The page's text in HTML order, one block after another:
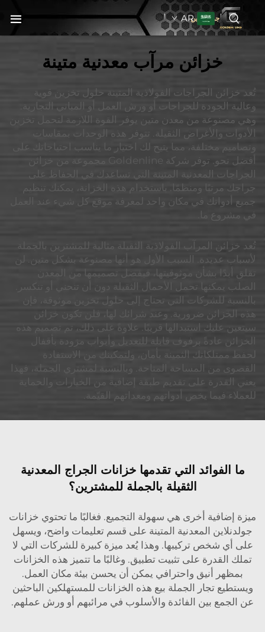
جولدنبلاينAR
خزائن مرآب معدنية متينة
تُعد خزائن الجراجات الفولاذية المتينة حلول تخزين قوية
وعالية الجودة للجراجات أو ورش العمل أو المباني التجارية.
وهي مصنوعة من معدن متين يوفر القوة اللازمة لتحمل تخزين
الأدوات والأغراض الثقيلة. تتوفر هذه الوحدات بمقاسات
وتصاميم مختلفة، مما يتيح لك اختيار ما يناسب احتياجاتك على
أفضل نحو. توفر شركة Goldenline مجموعة من خزائن
الجراجات المعدنية المتينة التي تساعدك في الحفاظ على
جراجك مرتبًا ومنظمًا. باستخدام هذه الخزانة، يمكنك تنظيم
جميع أدواتك في مكان واحد لمعرفة موقع كل شيء عند العمل
في مشروع ما.
تُعد خزائن المرآب الفولاذية الثقيلة مثالية للمشترين بالجملة
لأسباب عديدة. السبب الأول هو أنها مصنوعة بشكل متين. لن
تقلق أبدًا بشأن موثوقيتها، فبفضل تصميمها من المعدن
الصلب يمكنها تحمل الأحمال الثقيلة دون أن تنحني أو تنكسر.
بالنسبة للشركات التي تحتاج إلى حلول تخزين موثوقة، فإن
هذه الخزائن ضرورية. وعند شرائك لها، فلن تكون خزائن
سيتعين عليك استبدالها قريبًا. علاوةً على ذلك، تم تصميم هذه
الخزائن عادةً برفوف قابلة للتعديل وأبواب مزودة بأقفال
لحفظ ممتلكاتك الثمينة بأمان، ولتمكينك من الاستفادة
القصوى من المساحة المتاحة. وبالنسبة لمشتري الجملة، فهذا
يعني القدرة على تقديم طبقة إضافية من الخيارات والحماية
للعملاء فيما يخص أدواتهم ومعداتهم القيّمة.
ما الفوائد التي تقدمها خزانات الجراج المعدنية
الثقيلة بالجملة للمشترين؟
ميزة إضافية أخرى هي سهولة التجميع. فغالبًا ما تحتوي خزانات
جولدنلاين المعدنية المتينة على قسم تعليمات واضح، ويسهل
على أي شخص تركيبها. وهذا يُعد ميزة كبيرة للشركات التي لا
تملك القدرة على تثبيت تطبيق. وغالبًا ما تتميز هذه الخزانات
بمظهر أنيق واحترافي يمكن أن يحسن بيئة مكان العمل.
ويستطيع تجار الجملة بيع هذه الخزانات للمستهلكين الباحثين
عن الجمع بين الفائدة والأسلوب في مرائبهم أو ورش عملهم.